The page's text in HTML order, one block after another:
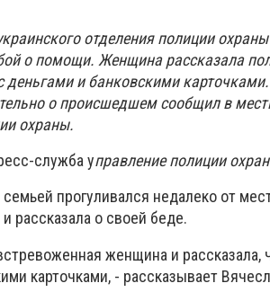
отделения полиции
о помощи. Женщина рассказала
и банковскими
о происшедшем сообщил в
охраны.
служба управление полиции
прогуливался недалеко от
рассказала о своей беде.
женщина и рассказала,
карточками, - рассказывает